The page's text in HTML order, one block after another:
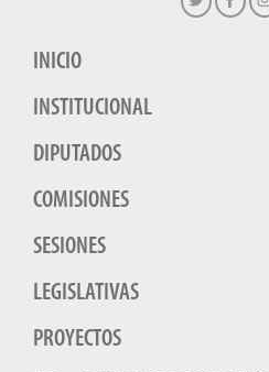
INICIO
INSTITUCIONAL
DIPUTADOS
COMISIONES
SESIONES
LEGISLATIVAS
PROYECTOS